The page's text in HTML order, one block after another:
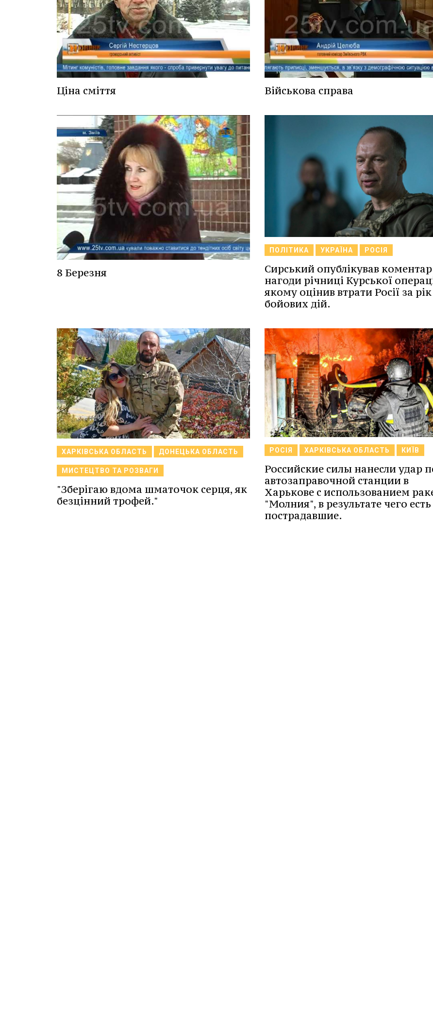
Ціна сміття Військова справа
8 Березня
ПОЛІТИКА УКРАЇНА РОСІЯ
Сирський опублікував коментар
нагоди річниці Курської
якому оцінив втрати Росії за рік
бойових дій.
ХАРКІВСЬКА ОБЛАСТЬ ДОНЕЦЬКА ОБЛАСТЬ
МИСТЕЦТВО ТА РОЗВАГИ
"Зберігаю вдома шматочок серця, як
безцінний трофей."
РОСІЯ ХАРКІВСЬКА ОБЛАСТЬ КИЇВ
Российские силы нанесли удар
автозаправочной станции в
Харькове с использованием
"Молния", в результате чего есть
пострадавшие.